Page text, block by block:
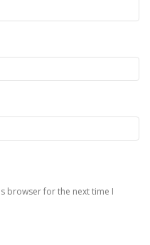
browser for the next time I